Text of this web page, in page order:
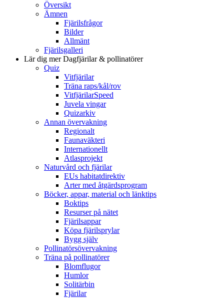
Översikt
Ämnen
Fjärilsfrågor
Bilder
Allmänt
Fjärilsgalleri
Lär dig merDagfjärilar & pollinatörer
Quiz
Vitfjärilar
Träna raps/kål/rov
VitfjärilarSpeed
Juvela vingar
Quizarkiv
Annan övervakning
Regionalt
Faunaväkteri
Internationellt
Atlasprojekt
Naturvård och fjärilar
EUs habitatdirektiv
Arter med åtgärdsprogram
Böcker, appar, material och länktips
Boktips
Resurser på nätet
Fjärilsappar
Köpa fjärilsprylar
Bygg själv
Pollinatörsövervakning
Träna på pollinatörer
Blomflugor
Humlor
Solitärbin
Fjärilar